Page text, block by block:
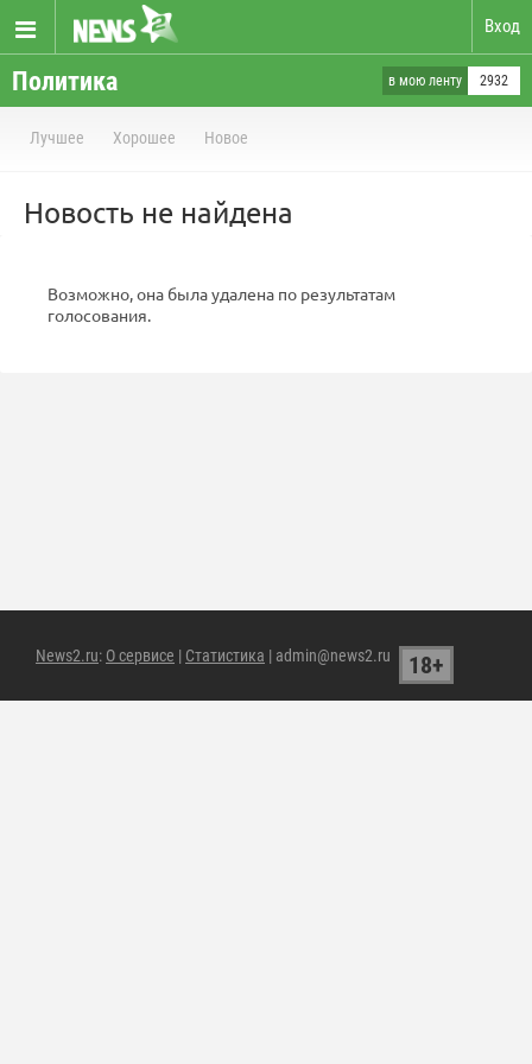
Вход
Политика в мою ленту 2932
Лучшее Хорошее Новое
Новость не найдена
Возможно, она была удалена по результатам
голосования.
News2.ru: О сервисе | Статистика | admin@news2.ru 18+